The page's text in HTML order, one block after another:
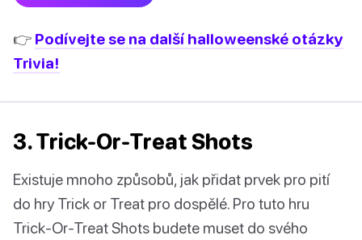
👉 Podívejte se na další halloweenské otázky
Trivia!
3. Trick-Or-Treat Shots
Existuje mnoho způsobů, jak přidat prvek pro pití
do hry Trick or Treat pro dospělé. Pro tuto hru
Trick-Or-Treat Shots budete muset do svého